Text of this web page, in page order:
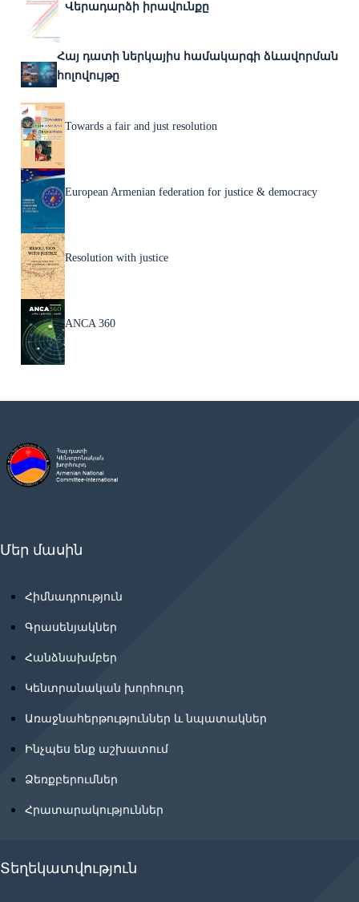
Վերադարձի իրավունքը
Հայ դատի ներկայիս համակարգի ձևավորման
հոլովույթը
Towards a fair and just resolution
European Armenian federation for justice & democracy
Resolution with justice
ANCA 360
Մեր մասին
Հիմնադրություն
Գրասենյակներ
Հանձնախմբեր
Կենտրանական խորհուրդ
Առաջնահերթություններ և նպատակներ
Ինչպես ենք աշխատում
Ձեռքբերումներ
Հրատարակություններ
Տեղեկատվություն